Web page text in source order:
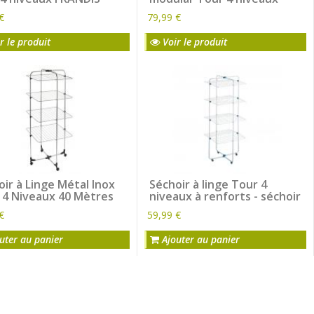
40 m - séchoir à
étages - 62 x 62 x
le produit
avec panier à pince + 12
pinces à linge et 2 bras
pour 8 cintres - Séchoir
pour linge Modular GIMI 4
79,99 €
Voir le produit
à Linge Métal Inox
Niveaux 40 Mètres
au panier
Séchoir à linge Tour 4
niveaux à renforts - séchoir
tancarville 4 étages 40 m -
étendoir à linge tour 4
niveaux - 70,5 x 70,5 x 168
cm
59,99 €
Ajouter au panier